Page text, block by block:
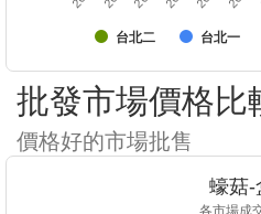
台北二 台北一
批發市場價格比
價格好的市場批售
蠔菇-
各市場成